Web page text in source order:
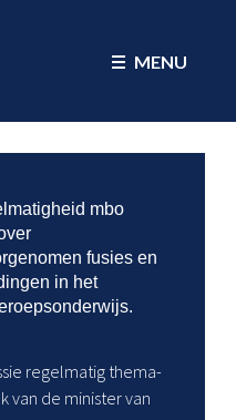
MENU
mbo
fusies en
in het
regelmatig thema-
van de minister van